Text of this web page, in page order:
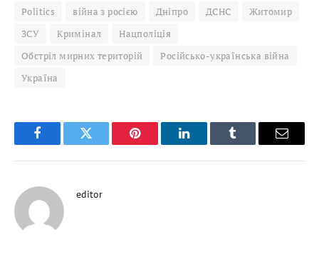
Politics війна з росією Дніпро ДСНС
Житомир
ЗСУ
Кримінал
Нацполіція
Обстріл мирних територій
Російсько-українська війна
Україна
FacebookTwitter Pinterest LinkedInTumblr Email
editor